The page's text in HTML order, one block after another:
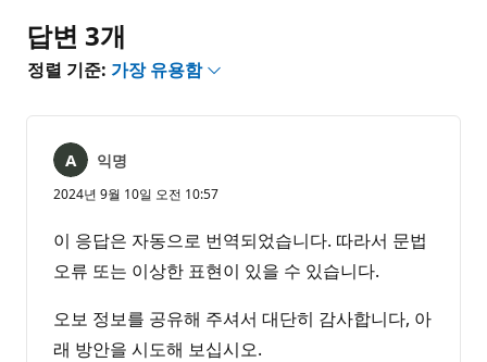
음
답변 3개
정렬 기준: 가장 유용함
익명
2024년 9월 10일 오전 10:57
이 응답은 자동으로 번역되었습니다. 따라서 문법
오류 또는 이상한 표현이 있을 수 있습니다.
오보 정보를 공유해 주셔서 대단히 감사합니다, 아
래 방안을 시도해 보십시오.